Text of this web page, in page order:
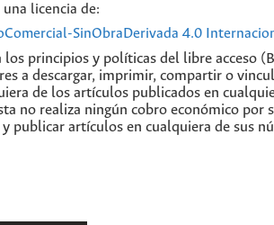
licencia de:
SinObraDerivada 4.0
los principios y políticas del libre acceso
a descargar, imprimir, compartir o
de los artículos publicados en
no realiza ningún cobro económico por
publicar artículos en cualquiera de sus